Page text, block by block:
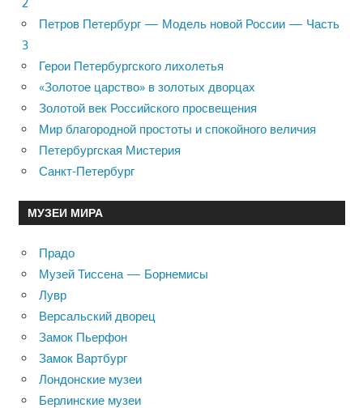
Петров Петербург — Модель новой России — Часть
3
Герои Петербургского лихолетья
«Золотое царство» в золотых дворцах
Золотой век Российского просвещения
Мир благородной простоты и спокойного величия
Петербургская Мистерия
Санкт-Петербург
МУЗЕИ МИРА
Прадо
Музей Тиссена — Борнемисы
Лувр
Версальский дворец
Замок Пьерфон
Замок Вартбург
Лондонские музеи
Берлинские музеи